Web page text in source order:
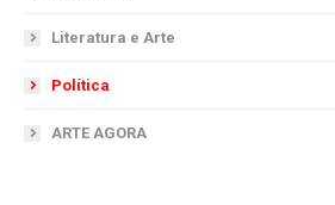
Literatura e Arte
Política
ARTE AGORA